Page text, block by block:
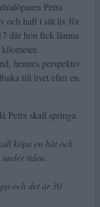
Petra
och haft i sitt liv för
där hon fick lämna
hennes perspektiv
till livet efter en
Petra skall springa
köpa en båt och
tiden.
och det är 30